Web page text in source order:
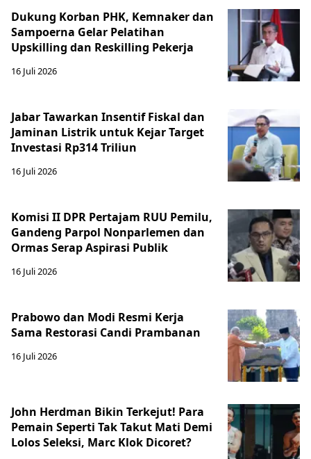
Dukung Korban PHK, Kemnaker dan
Sampoerna Gelar Pelatihan
Upskilling dan Reskilling Pekerja
16 Juli 2026
Jabar Tawarkan Insentif Fiskal dan
Jaminan Listrik untuk Kejar Target
Investasi Rp314 Triliun
16 Juli 2026
Komisi II DPR Pertajam RUU Pemilu,
Gandeng Parpol Nonparlemen dan
Ormas Serap Aspirasi Publik
16 Juli 2026
Prabowo dan Modi Resmi Kerja
Sama Restorasi Candi Prambanan
16 Juli 2026
John Herdman Bikin Terkejut! Para
Pemain Seperti Tak Takut Mati Demi
Lolos Seleksi, Marc Klok Dicoret?